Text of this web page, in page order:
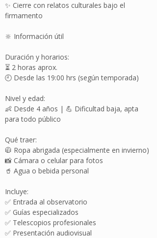
✨ Cierre con relatos culturales bajo el
firmamento
🔆 Información útil
Duración y horarios:
⏳ 2 horas aprox.
🕘 Desde las 19:00 hrs (según temporada)
Nivel y edad:
👶 Desde 4 años | 💪 Dificultad baja, apta
para todo público
Qué traer:
🧥 Ropa abrigada (especialmente en invierno)
📸 Cámara o celular para fotos
🥤 Agua o bebida personal
Incluye:
✅ Entrada al observatorio
✅ Guías especializados
✅ Telescopios profesionales
✅ Presentación audiovisual